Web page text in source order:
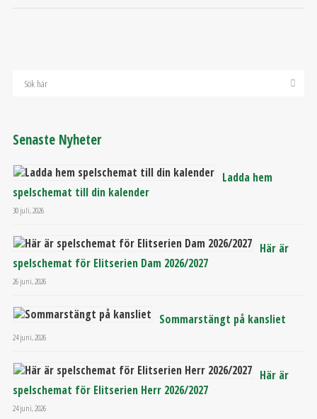
Senaste Nyheter
Ladda hem
spelschemat till din kalender
30 juli, 2026
Här är
spelschemat för Elitserien Dam 2026/2027
26 juni, 2026
Sommarstängt på kansliet
24 juni, 2026
Här är
spelschemat för Elitserien Herr 2026/2027
24 juni, 2026